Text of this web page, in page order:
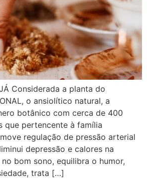
Considerada a planta do
o ansiolítico natural, a
botânico com cerca de 400
que pertencente à família
regulação de pressão arterial
depressão e calores na
bom sono, equilibra o humor,
trata […]